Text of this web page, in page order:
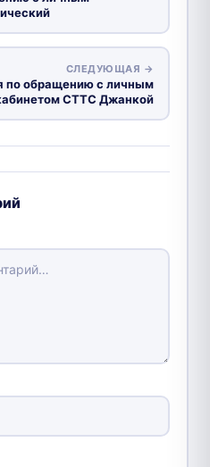
СЛЕДУЮЩАЯ →
по обращению с личным
СТТС Джанкой